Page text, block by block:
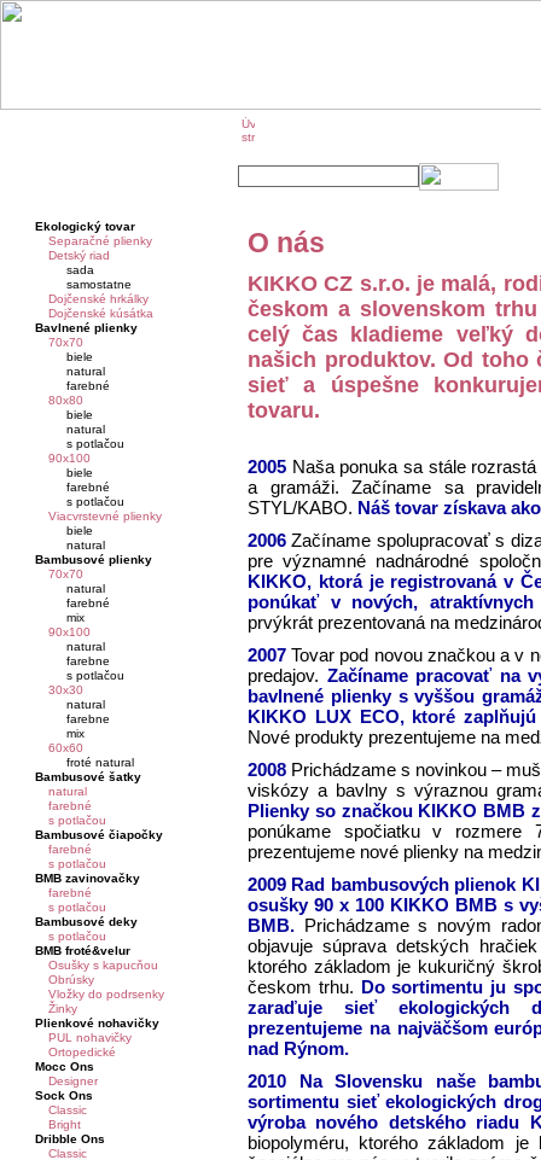
Ekologický tovar
Separačné plienky
Detský riad
sada
samostatne
Dojčenské hrkálky
Dojčenské kúsátka
Bavlnené plienky
70x70
biele
natural
farebné
80x80
biele
natural
s potlačou
90x100
biele
farebné
s potlačou
Viacvrstevné plienky
biele
natural
Bambusové plienky
70x70
natural
farebné
mix
90x100
natural
farebne
s potlačou
30x30
natural
farebne
mix
60x60
froté natural
Bambusové šatky
natural
farebné
s potlačou
Bambusové čiapočky
farebné
s potlačou
BMB zavinovačky
farebné
s potlačou
Bambusové deky
s potlačou
BMB froté&velur
Osušky s kapucňou
Obrúsky
Vložky do podrsenky
Žinky
Plienkové nohavičky
PUL nohavičky
Ortopedické
Mocc Ons
Designer
Sock Ons
Classic
Bright
Dribble Ons
Classic
O nás
KIKKO CZ s.r.o. je malá,
českom a slovenskom
celý čas kladieme veľký
našich produktov. Od
sieť a úspešne
tovaru.
2005 Naša ponuka sa stále
a gramáži. Začíname sa
STYL/KABO. Náš tovar získava
2006 Začíname spolupracovať s
pre významné nadnárodné
KIKKO, ktorá je registrovaná v
ponúkať v nových,
prvýkrát prezentovaná na
2007 Tovar pod novou značkou a v
predajov. Začíname pracovať na
bavlnené plienky s vyššou
KIKKO LUX ECO, ktoré
Nové produkty prezentujeme na
2008 Prichádzame s novinkou –
viskózy a bavlny s výraznou
Plienky so značkou KIKKO BMB
ponúkame spočiatku v
prezentujeme nové plienky na
2009 Rad bambusových plienok
osušky 90 x 100 KIKKO BMB s
BMB. Prichádzame s novým
objavuje súprava detských
ktorého základom je kukuričný
českom trhu. Do sortimentu ju
zaraďuje sieť ekologických
prezentujeme na najväčšom
nad Rýnom.
2010 Na Slovensku naše
sortimentu sieť ekologických
výroba nového detského riadu
biopolyméru, ktorého základom